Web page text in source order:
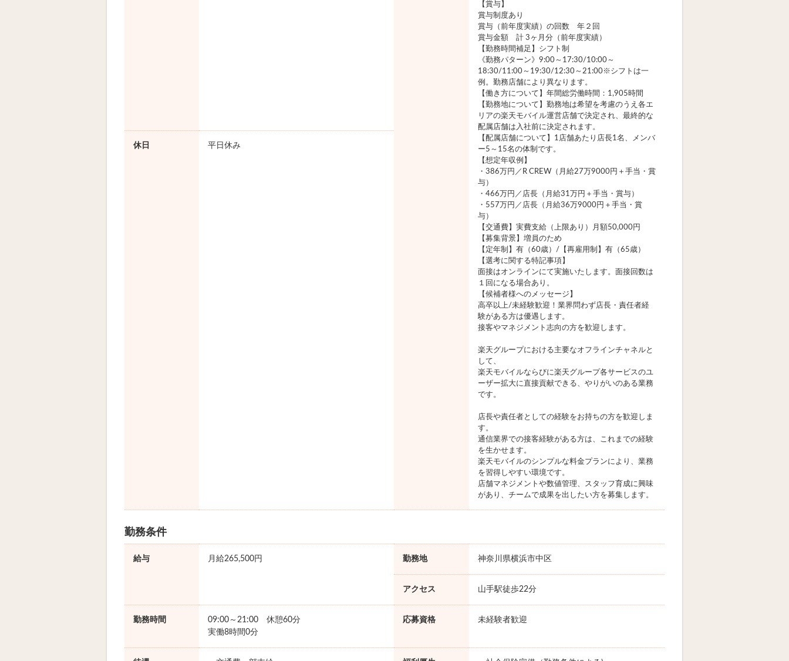
【賞与】
賞与制度あり
賞与（前年度実績）の回数 年２回
賞与金額 計 3ヶ月分（前年度実績）
【勤務時間補足】シフト制
《勤務パターン》9:00～17:30/10:00～
18:30/11:00～19:30/12:30～21:00※シフトは一
例。勤務店舗により異なります。
【働き方について】年間総労働時間：1,905時間
【勤務地について】勤務地は希望を考慮のうえ各エ
リアの楽天モバイル運営店舗で決定され、最終的な
配属店舗は入社前に決定されます。
【配属店舗について】1店舗あたり店長1名、メンバ
ー5～15名の体制です。
【想定年収例】
・386万円／R CREW（月給27万9000円＋手当・賞
与）
・466万円／店長（月給31万円＋手当・賞与）
・557万円／店長（月給36万9000円＋手当・賞
与）
【交通費】実費支給（上限あり）月額50,000円
【募集背景】増員のため
【定年制】有（60歳）/【再雇用制】有（65歳）
【選考に関する特記事項】
面接はオンラインにて実施いたします。面接回数は
１回になる場合あり。
【候補者様へのメッセージ】
高卒以上/未経験歓迎！業界問わず店長・責任者経
験がある方は優遇します。
接客やマネジメント志向の方を歓迎します。
楽天グループにおける主要なオフラインチャネルと
して、
楽天モバイルならびに楽天グループ各サービスのユ
ーザー拡大に直接貢献できる、やりがいのある業務
です。
店長や責任者としての経験をお持ちの方を歓迎しま
す。
通信業界での接客経験がある方は、これまでの経験
を生かせます。
楽天モバイルのシンプルな料金プランにより、業務
を習得しやすい環境です。
店舗マネジメントや数値管理、スタッフ育成に興味
があり、チームで成果を出したい方を募集します。
休日 平日休み
勤務条件
給与 月給265,500円 勤務地 神奈川県横浜市中区
アクセス 山手駅徒歩22分
勤務時間
09:00～21:00 休憩60分
実働8時間0分
応募資格 未経験者歓迎